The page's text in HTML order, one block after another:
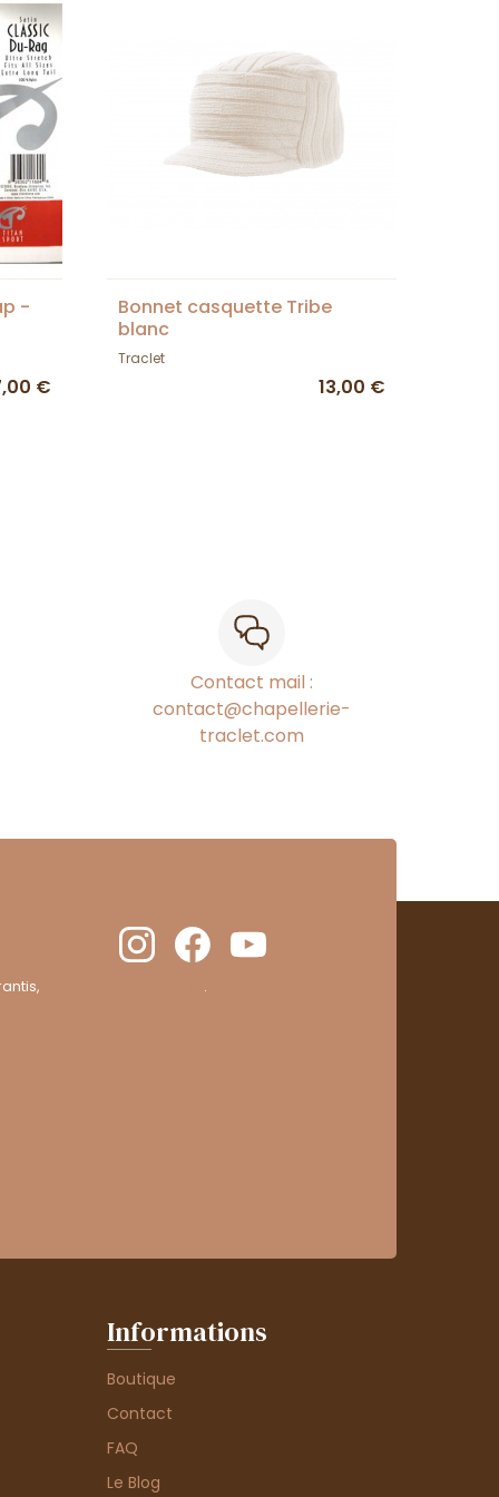
-
€
Bonnet casquette Tribe
blanc
Traclet
13,00 €
Contact mail :
contact@chapellerie-
traclet.com
.
Informations
Boutique
Contact
FAQ
Le Blog